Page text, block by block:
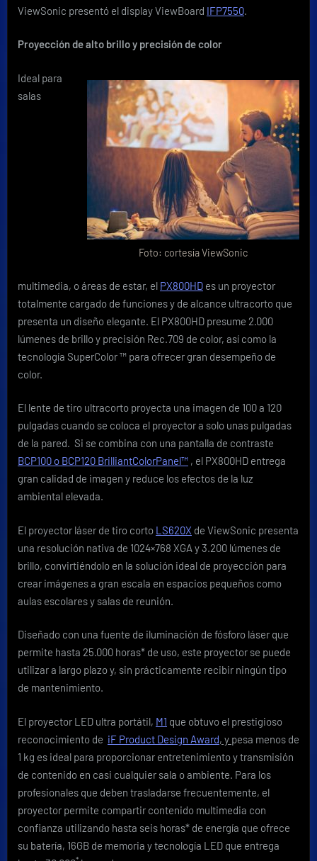
ViewSonic presentó el display ViewBoard IFP7550.
Proyección de alto brillo y precisión de color
Foto: cortesía ViewSonic
Ideal para
salas
multimedia, o áreas de estar, el PX800HD es un proyector
totalmente cargado de funciones y de alcance ultracorto que
presenta un diseño elegante. El PX800HD presume 2.000
lúmenes de brillo y precisión Rec.709 de color, así como la
tecnología SuperColor ™ para ofrecer gran desempeño de
color.
El lente de tiro ultracorto proyecta una imagen de 100 a 120
pulgadas cuando se coloca el proyector a solo unas pulgadas
de la pared. Si se combina con una pantalla de contraste
BCP100 o BCP120 BrilliantColorPanel™ , el PX800HD entrega
gran calidad de imagen y reduce los efectos de la luz
ambiental elevada.
El proyector láser de tiro corto LS620X de ViewSonic presenta
una resolución nativa de 1024×768 XGA y 3.200 lúmenes de
brillo, convirtiéndolo en la solución ideal de proyección para
crear imágenes a gran escala en espacios pequeños como
aulas escolares y salas de reunión.
Diseñado con una fuente de iluminación de fósforo láser que
permite hasta 25.000 horas* de uso, este proyector se puede
utilizar a largo plazo y, sin prácticamente recibir ningún tipo
de mantenimiento.
El proyector LED ultra portátil, M1 que obtuvo el prestigioso
reconocimiento de iF Product Design Award, y pesa menos de
1 kg es ideal para proporcionar entretenimiento y transmisión
de contenido en casi cualquier sala o ambiente. Para los
profesionales que deben trasladarse frecuentemente, el
proyector permite compartir contenido multimedia con
confianza utilizando hasta seis horas* de energía que ofrece
su batería, 16GB de memoria y tecnología LED que entrega